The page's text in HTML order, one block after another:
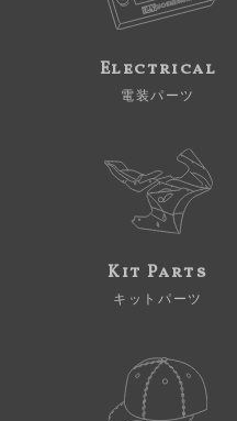
Electrical
電装パーツ
Kit Parts
キットパーツ